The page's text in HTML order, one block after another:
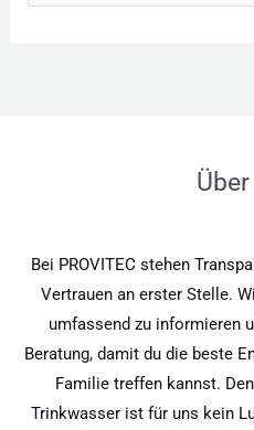
Bei PROVITEC stehen
Vertrauen an erster Stelle.
umfassend zu informieren
Beratung, damit du die beste
Familie treffen kannst.
Trinkwasser ist für uns kein